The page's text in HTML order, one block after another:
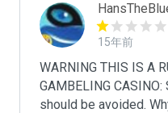
15年前
WARNING THIS IS A
GAMBELING
should be avoided.